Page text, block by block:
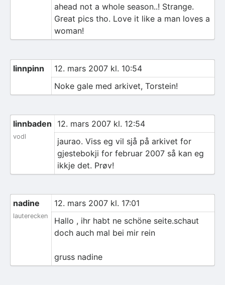
ahead not a whole season..! Strange.
Great pics tho. Love it like a man loves a
woman!
linnpinn
12. mars 2007 kl. 10:54
Noke gale med arkivet, Torstein!
linnbaden
vodl
12. mars 2007 kl. 12:54
jaurao. Viss eg vil sjå på arkivet for
gjestebokji for februar 2007 så kan eg
ikkje det. Prøv!
nadine
lauterecken
12. mars 2007 kl. 17:01
Hallo , ihr habt ne schöne seite.schaut
doch auch mal bei mir rein
gruss nadine